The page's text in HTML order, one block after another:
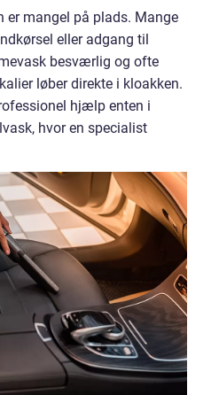
er mangel på plads. Mange
eller adgang til
besværlig og ofte
løber direkte i kloakken.
hjælp enten i
hvor en specialist